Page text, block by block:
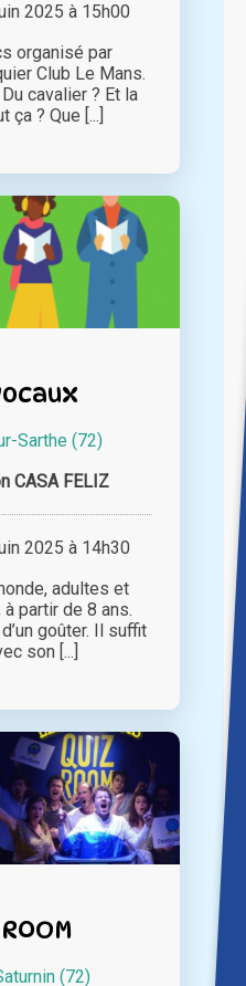
2025 à 15h00
organisé par
Club Le Mans.
cavalier ? Et la
ça ? Que [...]
Sarthe (72)
CASA FELIZ
2025 à 14h30
adultes et
partir de 8 ans.
goûter. Il suffit
son [...]
(72)